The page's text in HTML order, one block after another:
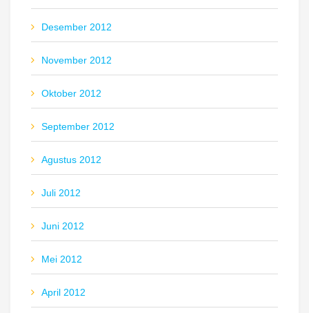
Desember 2012
November 2012
Oktober 2012
September 2012
Agustus 2012
Juli 2012
Juni 2012
Mei 2012
April 2012